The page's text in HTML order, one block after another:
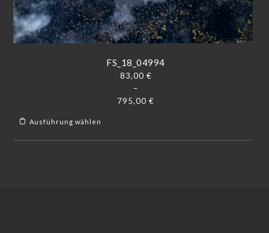
FS_18_04994
83,00 €
–
795,00 €
Ausführung wählen